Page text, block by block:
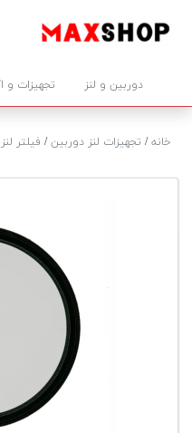
دوربین و لنز تجهیزات و
خانه/ تجهیزات لنز دوربین/ فیلتر